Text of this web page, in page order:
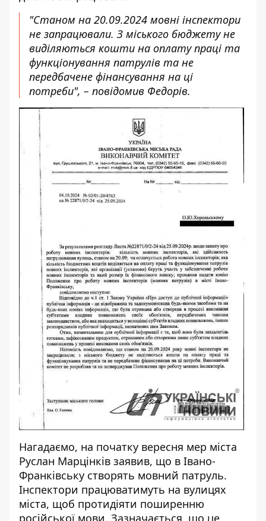
"Станом на 20.09.2024 мовні інспектори
не запрацювали. З міського бюджету не
виділяються кошти на оплату праці та
функціонування патрулів та не
передбачене фінансування на ці
потреби", – повідомив Федорів.
Нагадаємо, на початку вересня мер міста
Руслан Марцінків заявив, що в Івано-
Франківську створять мовний патруль.
Інспектори працюватимуть на вулицях
міста, щоб протидіяти поширенню